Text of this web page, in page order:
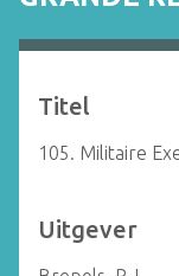
Titel
105. Militaire
Uitgever